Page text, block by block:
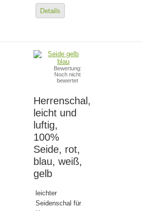
Details
Bewertung:
Noch nicht
bewertet
Herrenschal,
leicht und
luftig,
100%
Seide, rot,
blau, weiß,
gelb
leichter
Seidenschal für